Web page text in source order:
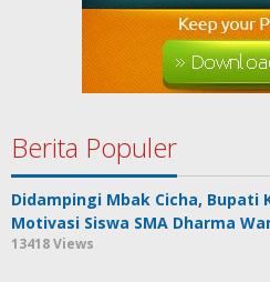
Berita Populer
Didampingi Mbak Cicha, Bupati
Motivasi Siswa SMA Dharma
13418 Views